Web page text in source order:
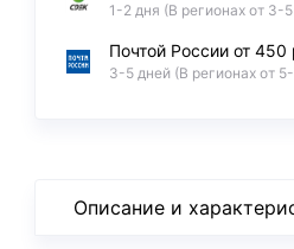
1-2 дня (В регионах от 3-
Почтой России от 450
3-5 дней (В регионах от
Описание и